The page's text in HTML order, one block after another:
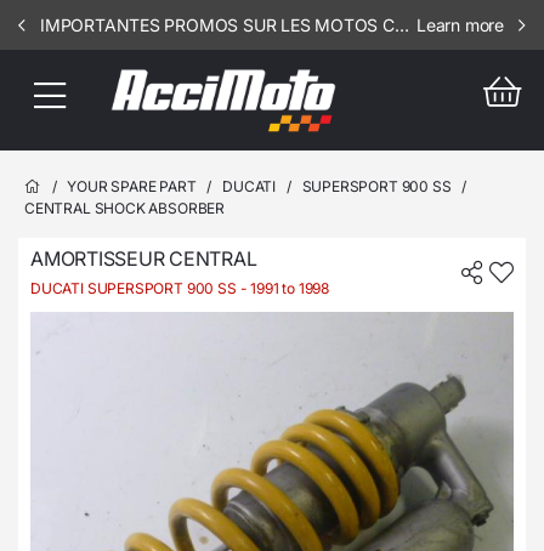
IMPORTANTES PROMOS SUR LES MOTOS COMPLETES !!! CONSULTEZ NOS ANNONCES ----- SCOOT - RSV - 3106 Learn more
/ YOUR SPARE PART / DUCATI / SUPERSPORT 900 SS
/
CENTRAL SHOCK ABSORBER
AMORTISSEUR CENTRAL
DUCATI SUPERSPORT 900 SS - 1991 to 1998